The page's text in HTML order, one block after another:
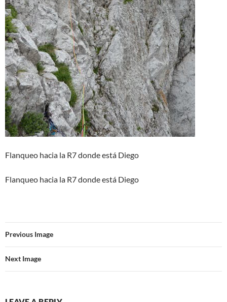
Flanqueo hacia la R7 donde está Diego
Flanqueo hacia la R7 donde está Diego
Previous Image
Next Image